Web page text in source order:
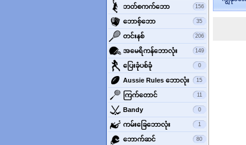
ဘတ်စကက်ဘော 156
‌ဘောစ့်‌ဘော 35
‌တင်းနစ် 206
အမေရိကန်ဘောလုံး 149
‌ပြေးခုံပစ်ခုံ 0
‌Aussie Rules ဘောလုံး 15
‌ကြက်တောင် 11
‌Bandy 0
‌ကမ်းခြေဘောလုံး 1
‌ဘောက်ဆင် 80